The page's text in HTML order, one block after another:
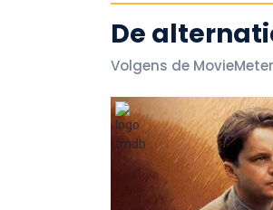
De
Volgens de